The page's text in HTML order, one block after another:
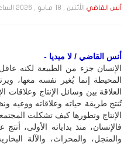
أنس القاضيالأثنين , 18 مـايـو , 2026 الساعة 12:35:48 AM
أنس القاضي / لا ميديا -
الإنسان جزء من الطبيعة لكنه
المحيطة إنما يُغير نفسه معها،
العلاقة بين وسائل الإنتاج
تُنتج طريقة حياته وعلاقاته ووعيه
الإنتاج وتطورها كيف تشكلت
فالإنسان، منذ بداياته الأولى،
والمنجل، والمحراث، والآلة